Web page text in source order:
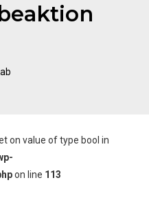
on value of type bool in
on line 113